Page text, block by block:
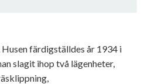
färdigställdes år 1934 i
slagit ihop två lägenheter,